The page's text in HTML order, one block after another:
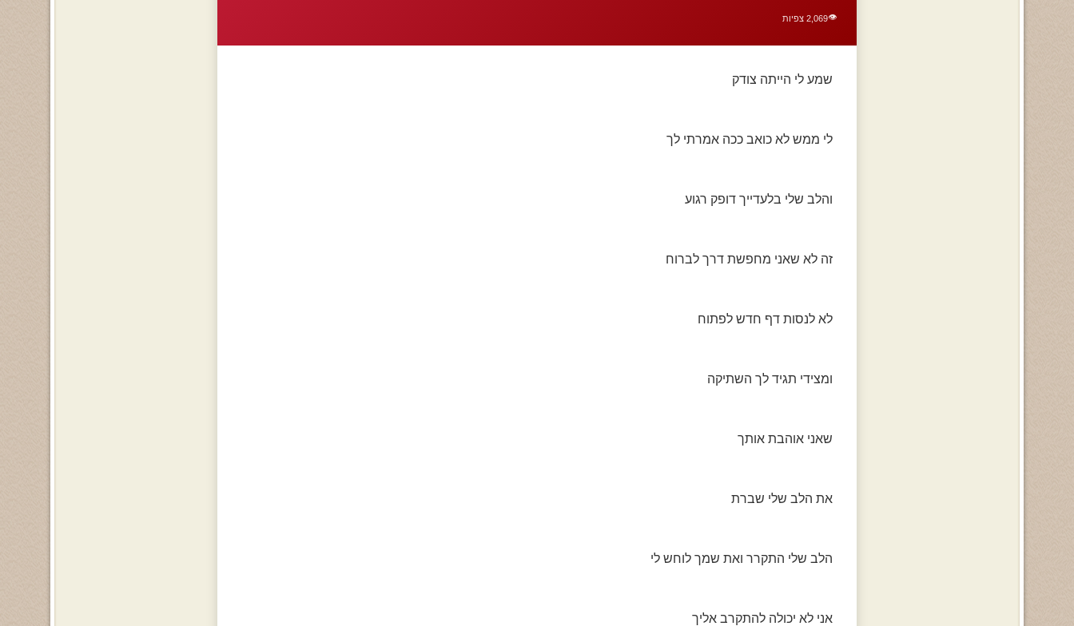
👁️2,069 צפיות
שמע לי הייתה צודק
לי ממש לא כואב ככה אמרתי לך
והלב שלי בלעדייך דופק רגוע
זה לא שאני מחפשת דרך לברוח
לא לנסות דף חדש לפתוח
ומצידי תגיד לך השתיקה
שאני אוהבת אותך
את הלב שלי שברת
הלב שלי התקרר ואת שמך לוחש לי
אני לא יכולה להתקרב אליך